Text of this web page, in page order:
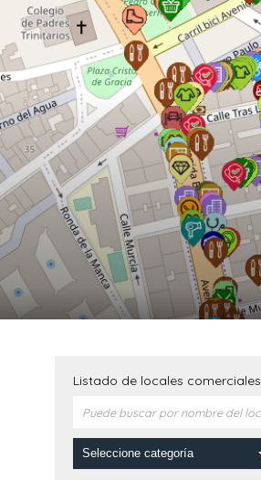
Listado de locales comerciales